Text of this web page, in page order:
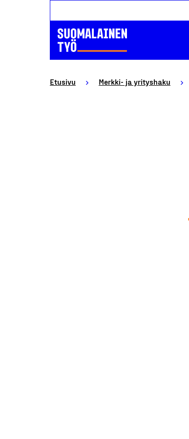
Etusivu Merkki- ja yrityshaku